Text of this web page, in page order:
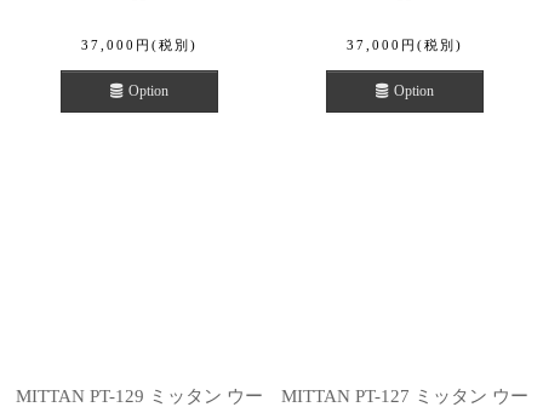
37,000 円 (税別)
Option
37,000 円 (税別)
Option
MITTAN PT-129 ミッタン ウー
MITTAN PT-127 ミッタン ウー